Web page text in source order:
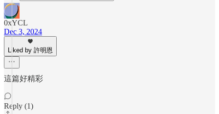
0xYCL
Dec 3, 2024
Liked by 許明恩
這篇好精彩
Reply (1)